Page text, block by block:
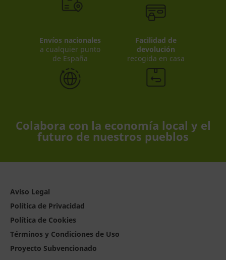
Envíos nacionales
a cualquier punto
de España
Facilidad de
devolución
recogida en casa
Colabora con la economía local y el
futuro de nuestros pueblos
Aviso Legal
Política de Privacidad
Política de Cookies
Términos y Condiciones de Uso
Proyecto Subvencionado